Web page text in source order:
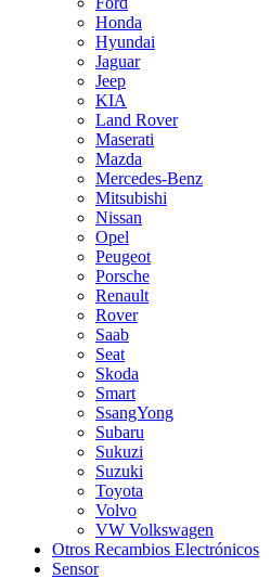
Honda
Hyundai
Jaguar
Jeep
KIA
Land Rover
Maserati
Mazda
Mercedes-Benz
Mitsubishi
Nissan
Opel
Peugeot
Porsche
Renault
Rover
Saab
Seat
Skoda
Smart
SsangYong
Subaru
Sukuzi
Suzuki
Toyota
Volvo
VW Volkswagen
Otros Recambios Electrónicos
Sensor